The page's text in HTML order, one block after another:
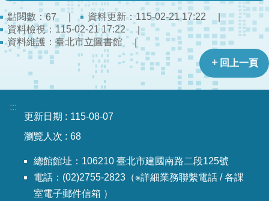
點閱數：67
資料更新：115-02-21 17:22
資料檢視：115-02-21 17:22
資料維護：臺北市立圖書館
回上一頁
:::
更新日期
115-08-07
瀏覽人次
68
總館館址：106210 臺北市建國南路二段125號
電話：(02)2755-2823（※詳細業務聯繫電話 / 各課
室電子郵件信箱 ）